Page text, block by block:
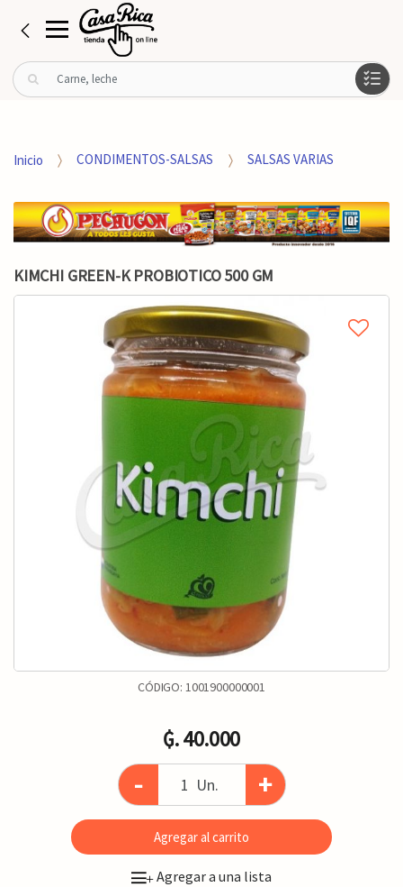
B
u
r
o
r
:
Inicio CONDIMENTOS-SALSAS SALSAS VARIAS
KIMCHI GREEN-K PROBIOTICO 500 GM
CÓDIGO: 1001900000001
₲. 40.000
- Un. +
Agregar al carrito
+Agregar a una lista